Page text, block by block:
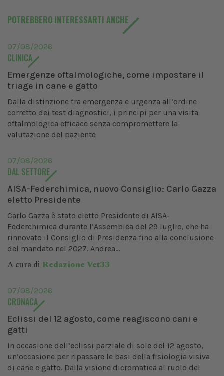
POTREBBERO INTERESSARTI ANCHE
07/08/2026
CLINICA
Emergenze oftalmologiche, come impostare il
triage in cane e gatto
Dalla distinzione tra emergenza e urgenza all’ordine
corretto dei test diagnostici, i principi per una visita
oftalmologica efficace senza compromettere la
valutazione del paziente
07/08/2026
DAL SETTORE
AISA-Federchimica, nuovo Consiglio: Carlo Gazza
eletto Presidente
Carlo Gazza è stato eletto Presidente di AISA-
Federchimica durante l’Assemblea del 29 luglio, che ha
rinnovato il Consiglio di Presidenza fino alla conclusione
del mandato nel 2027. Andrea...
A cura di Redazione Vet33
07/08/2026
CRONACA
Eclissi del 12 agosto, come reagiscono cani e
gatti
In occasione dell’eclissi parziale di sole del 12 agosto,
un’occasione per ripassare le basi della fisiologia visiva
di cane e gatto. Dalla visione dicromatica al ruolo del